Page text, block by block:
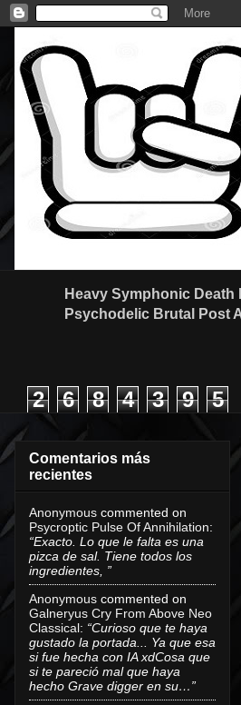
Heavy Symphonic
Psychodelic Brutal Post
2 6 8 4 3 9 5
Comentarios más
recientes
Anonymous commented on
Psycroptic Pulse Of Annihilation:
“Exacto. Lo que le falta es una
pizca de sal. Tiene todos los
ingredientes, ”
Anonymous commented on
Galneryus Cry From Above Neo
Classical: “Curioso que te haya
gustado la portada... Ya que esa
si fue hecha con IA xdCosa que
si te pareció mal que haya
hecho Grave digger en su…”